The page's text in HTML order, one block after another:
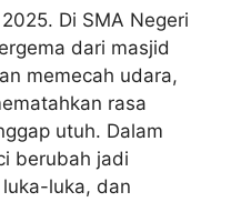
Di SMA Negeri
dari masjid
memecah udara,
rasa
utuh. Dalam
berubah jadi
luka, dan